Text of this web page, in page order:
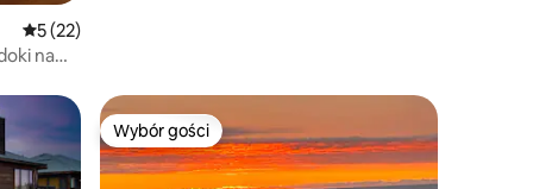
Średnia ocena: 5 na 5, liczba recenzji: 22
5 (22)
na
gości Wybór gości
Wybór gości